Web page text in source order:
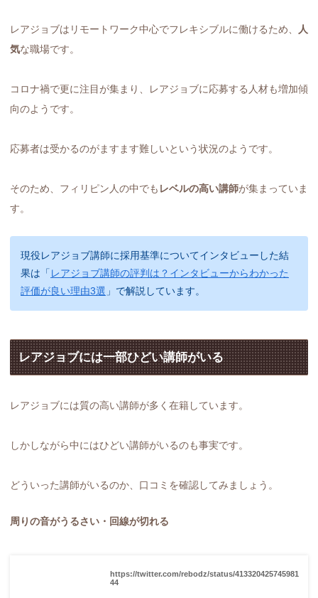
レアジョブはリモートワーク中心でフレキシブルに働けるため、
人
気な職場です。
コロナ禍で更に注目が集まり、レアジョブに応募する人材も増加傾
向のようです。
応募者は受かるのがますます難しいという状況のようです。
そのため、フィリピン人の中でも レベルの高い講師が集まっていま
す。
現役レアジョブ講師に採用基準についてインタビューした結
果は「 レアジョブ講師の評判は？インタビューからわかった
評価が良い理由3選 」で解説しています。
レアジョブには一部ひどい講師がいる
レアジョブには質の高い講師が多く在籍しています。
しかしながら中にはひどい講師がいるのも事実です。
どういった講師がいるのか、口コミを確認してみましょう。
周りの音がうるさい・回線が切れる
https://twitter.com/rebodz/status/413320425745981
44